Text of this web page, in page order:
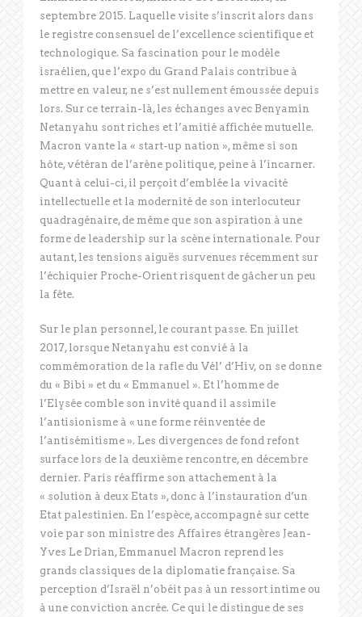
septembre 2015. Laquelle visite s’inscrit alors dans
le registre consensuel de l’excellence scientifique et
technologique. Sa fascination pour le modèle
israélien, que l’expo du Grand Palais contribue à
mettre en valeur, ne s’est nullement émoussée depuis
lors. Sur ce terrain-là, les échanges avec Benyamin
Netanyahu sont riches et l’amitié affichée mutuelle.
Macron vante la « start-up nation », même si son
hôte, vétéran de l’arène politique, peine à l’incarner.
Quant à celui-ci, il perçoit d’emblée la vivacité
intellectuelle et la modernité de son interlocuteur
quadragénaire, de même que son aspiration à une
forme de leadership sur la scène internationale. Pour
autant, les tensions aiguës survenues récemment sur
l’échiquier Proche-Orient risquent de gâcher un peu
la fête.
Sur le plan personnel, le courant passe. En juillet
2017, lorsque Netanyahu est convié à la
commémoration de la rafle du Vél’ d’Hiv, on se donne
du « Bibi » et du « Emmanuel ». Et l’homme de
l’Elysée comble son invité quand il assimile
l’antisionisme à « une forme réinventée de
l’antisémitisme ». Les divergences de fond refont
surface lors de la deuxième rencontre, en décembre
dernier. Paris réaffirme son attachement à la
« solution à deux Etats », donc à l’instauration d’un
Etat palestinien. En l’espèce, accompagné sur cette
voie par son ministre des Affaires étrangères Jean-
Yves Le Drian, Emmanuel Macron reprend les
grands classiques de la diplomatie française. Sa
perception d’Israël n’obéit pas à un ressort intime ou
à une conviction ancrée. Ce qui le distingue de ses